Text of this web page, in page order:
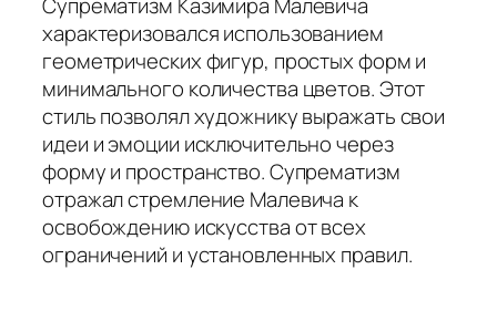
характеризовался использованием
геометрических фигур, простых форм и
минимального количества цветов. Этот
стиль позволял художнику выражать свои
идеи и эмоции исключительно через
форму и пространство. Супрематизм
отражал стремление Малевича к
освобождению искусства от всех
ограничений и установленных правил.